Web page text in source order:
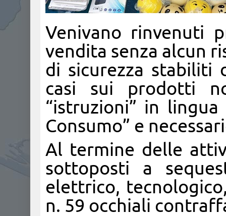
Venivano rinvenuti
vendita senza alcun
di sicurezza stabiliti
casi sui prodotti
“istruzioni” in
Consumo” e
Al termine delle
sottoposti a
elettrico,
n. 59 occhiali